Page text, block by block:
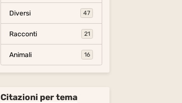
Diversi 47
Racconti 21
Animali 16
Citazioni per tema